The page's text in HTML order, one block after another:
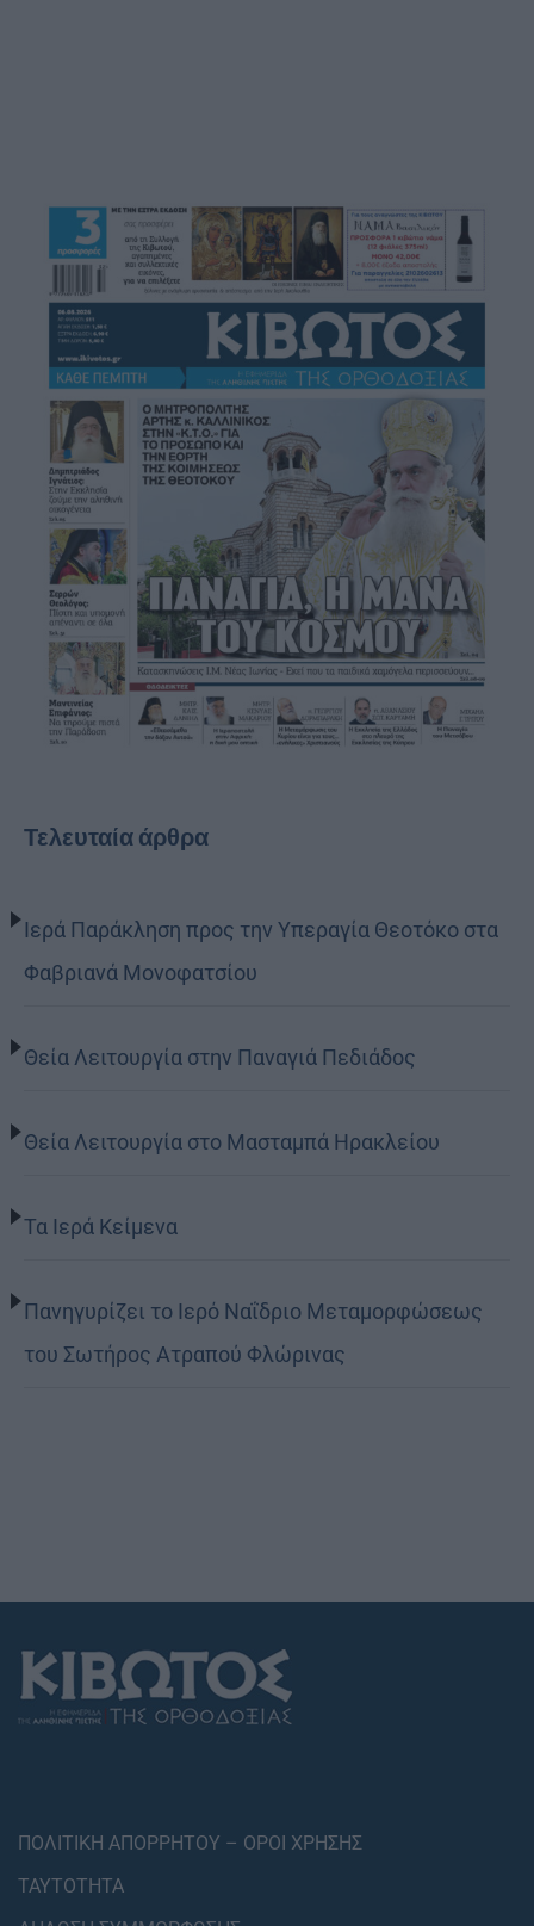
Τελευταία άρθρα
Ιερά Παράκληση προς την Υπεραγία Θεοτόκο στα
Φαβριανά Μονοφατσίου
Θεία Λειτουργία στην Παναγιά Πεδιάδος
Θεία Λειτουργία στο Μασταμπά Ηρακλείου
Τα Ιερά Κείμενα
Πανηγυρίζει το Ιερό Ναΐδριο Μεταμορφώσεως
του Σωτήρος Ατραπού Φλώρινας
ΠΟΛΙΤΙΚΗ ΑΠΟΡΡΗΤΟΥ – ΟΡΟΙ ΧΡΗΣΗΣ
ΤΑΥΤΟΤΗΤΑ